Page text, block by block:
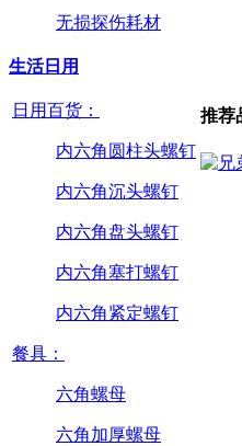
无损探伤耗材
生活日用
日用百货：
内六角圆柱头螺钉
内六角沉头螺钉
内六角盘头螺钉
内六角塞打螺钉
内六角紧定螺钉
餐具：
六角螺母
六角加厚螺母
推荐